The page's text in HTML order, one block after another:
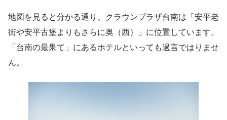
地図を見ると分かる通り、クラウンプラザ台南は「安平老
街や安平古堡よりもさらに奥（西）」に位置しています。
「台南の最果て」にあるホテルといっても過言ではりませ
ん。